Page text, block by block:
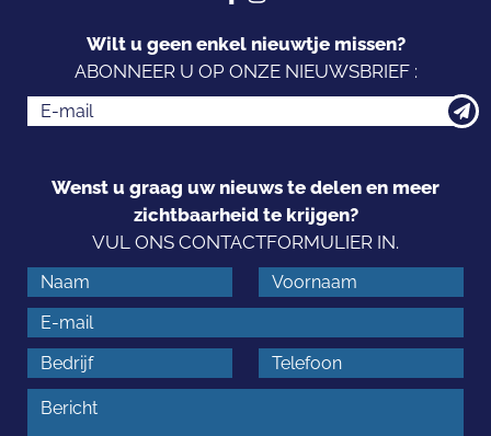
Wilt u geen enkel nieuwtje missen?
ABONNEER U OP ONZE NIEUWSBRIEF :
Wenst u graag uw nieuws te delen en meer
zichtbaarheid te krijgen?
VUL ONS CONTACTFORMULIER IN.